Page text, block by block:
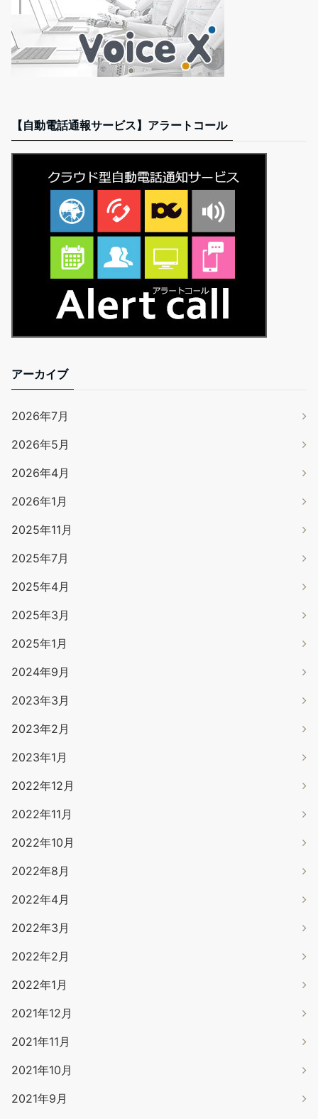
【自動電話通報サービス】アラートコール
アーカイブ
2026年7月
2026年5月
2026年4月
2026年1月
2025年11月
2025年7月
2025年4月
2025年3月
2025年1月
2024年9月
2023年3月
2023年2月
2023年1月
2022年12月
2022年11月
2022年10月
2022年8月
2022年4月
2022年3月
2022年2月
2022年1月
2021年12月
2021年11月
2021年10月
2021年9月